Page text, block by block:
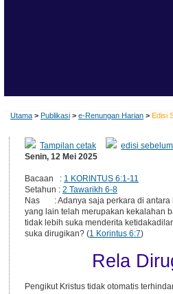
Utama > Publikasi > e-Renungan Harian > Edisi
Tampilan cetak edisi sebelum
Senin, 12 Mei 2025
Bacaan : 1 KORINTUS 6:1-11
Setahun : 2 Tawarikh 6-8
Nas : Adanya saja perkara di antara
yang lain telah merupakan kekalahan
tidak lebih suka menderita
suka dirugikan? (1 Korintus 6:7)
Rela
Pengikut Kristus tidak otomatis